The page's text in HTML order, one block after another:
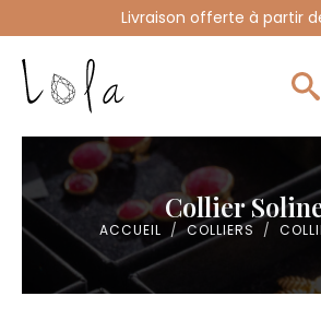
Livraison offerte à partir
Collier
ACCUEIL COLLIERS